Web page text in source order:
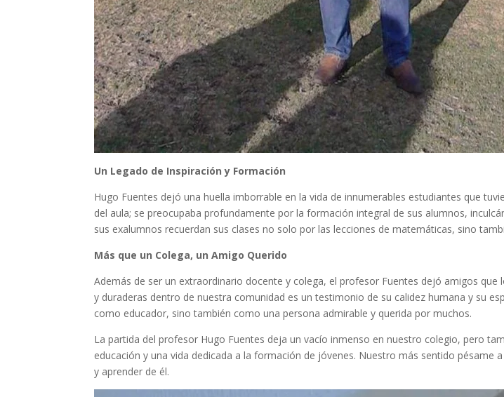
Un Legado de Inspiración y Formación
Hugo Fuentes dejó una huella imborrable en la vida de innumerables estudiantes que
del aula; se preocupaba profundamente por la formación integral de sus alumnos,
sus exalumnos recuerdan sus clases no solo por las lecciones de matemáticas, sino
Más que un Colega, un Amigo Querido
Además de ser un extraordinario docente y colega, el profesor Fuentes dejó amigos
y duraderas dentro de nuestra comunidad es un testimonio de su calidez humana y su
como educador, sino también como una persona admirable y querida por muchos.
La partida del profesor Hugo Fuentes deja un vacío inmenso en nuestro colegio, pero
educación y una vida dedicada a la formación de jóvenes. Nuestro más sentido
y aprender de él.